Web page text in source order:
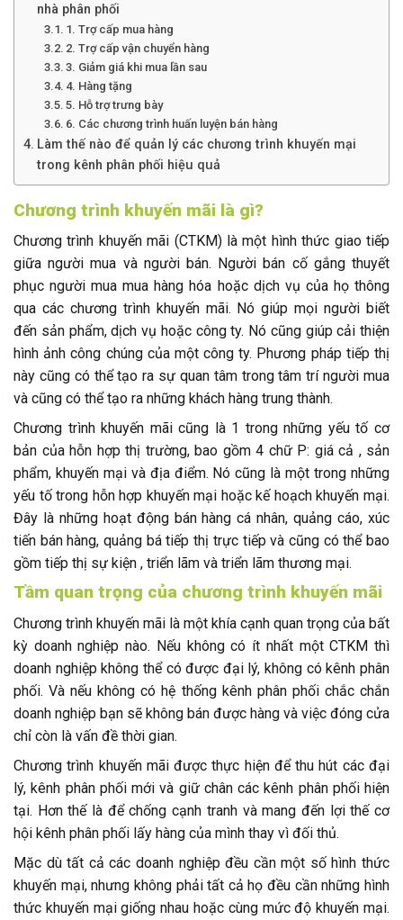
nhà phân phối
1. Trợ cấp mua hàng
2. Trợ cấp vận chuyển hàng
3. Giảm giá khi mua lần sau
4. Hàng tặng
5. Hỗ trợ trưng bày
6. Các chương trình huấn luyện bán hàng
Làm thế nào để quản lý các chương trình khuyến mại
trong kênh phân phối hiệu quả
Chương trình khuyến mãi là gì?
Chương trình khuyến mãi (CTKM) là một hình thức giao tiếp
giữa người mua và người bán. Người bán cố gắng thuyết
phục người mua mua hàng hóa hoặc dịch vụ của họ thông
qua các chương trình khuyến mãi. Nó giúp mọi người biết
đến sản phẩm, dịch vụ hoặc công ty. Nó cũng giúp cải thiện
hình ảnh công chúng của một công ty. Phương pháp tiếp thị
này cũng có thể tạo ra sự quan tâm trong tâm trí người mua
và cũng có thể tạo ra những khách hàng trung thành.
Chương trình khuyến mãi cũng là 1 trong những yếu tố cơ
bản của hỗn hợp thị trường, bao gồm 4 chữ P: giá cả , sản
phẩm, khuyến mại và địa điểm. Nó cũng là một trong những
yếu tố trong hỗn hợp khuyến mại hoặc kế hoạch khuyến mại.
Đây là những hoạt động bán hàng cá nhân, quảng cáo, xúc
tiến bán hàng, quảng bá tiếp thị trực tiếp và cũng có thể bao
gồm tiếp thị sự kiện , triển lãm và triển lãm thương mại.
Tầm quan trọng của chương trình khuyến mãi
Chương trình khuyến mãi là một khía cạnh quan trọng của bất
kỳ doanh nghiệp nào. Nếu không có ít nhất một CTKM thì
doanh nghiệp không thể có được đại lý, không có kênh phân
phối. Và nếu không có hệ thống kênh phân phối chắc chắn
doanh nghiệp bạn sẽ không bán được hàng và việc đóng cửa
chỉ còn là vấn đề thời gian.
Chương trình khuyến mãi được thực hiện để thu hút các đại
lý, kênh phân phối mới và giữ chân các kênh phân phối hiện
tại. Hơn thế là để chống cạnh tranh và mang đến lợi thế cơ
hội kênh phân phối lấy hàng của mình thay vì đối thủ.
Mặc dù tất cả các doanh nghiệp đều cần một số hình thức
khuyến mại, nhưng không phải tất cả họ đều cần những hình
thức khuyến mại giống nhau hoặc cùng mức độ khuyến mại.